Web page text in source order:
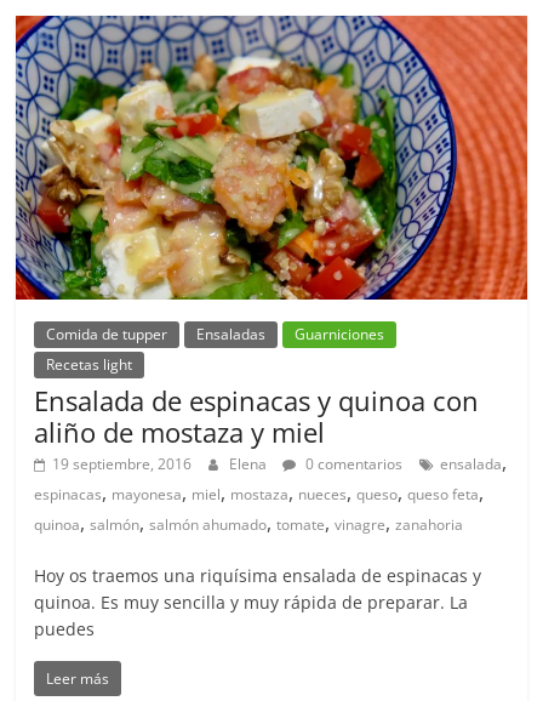
Comida de tupper Ensaladas
Guarniciones
Recetas light
Ensalada de espinacas y quinoa con
aliño de mostaza y miel
19 septiembre, 2016 Elena 0 comentarios ensalada,
espinacas, mayonesa, miel, mostaza, nueces,queso,queso feta,
quinoa,salmón,salmón ahumado,tomate,vinagre,zanahoria
Hoy os traemos una riquísima ensalada de espinacas y
quinoa. Es muy sencilla y muy rápida de preparar. La
puedes
Leer más